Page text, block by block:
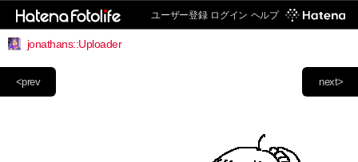
ユーザー登録 ログイン ヘルプ
jonathans::Uploader
next>
<prev